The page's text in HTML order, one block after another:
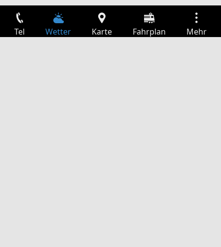
Tel Wetter Karte Fahrplan Mehr